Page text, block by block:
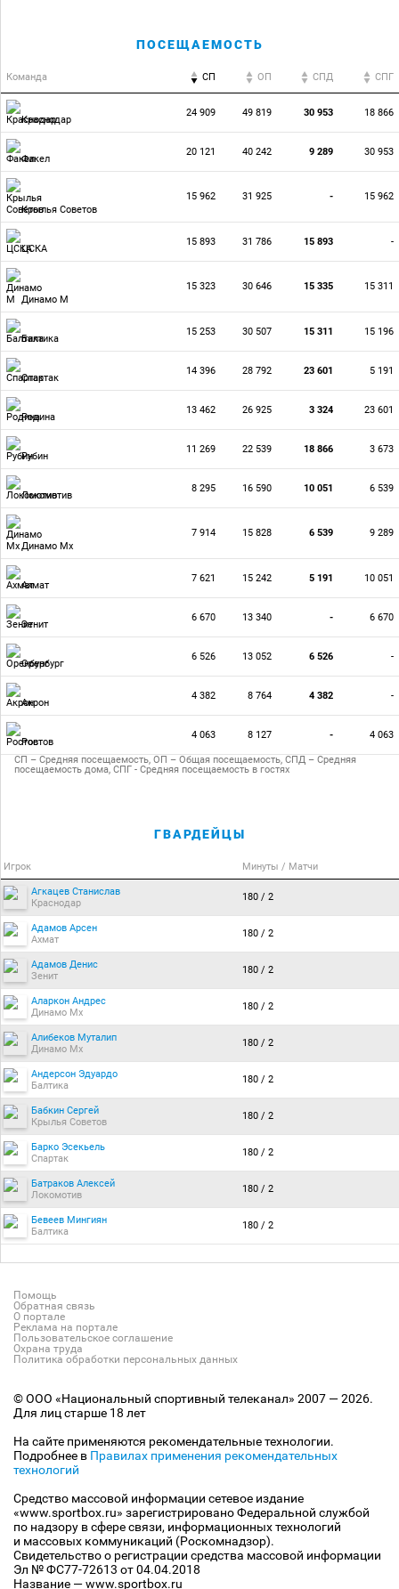
ПОСЕЩАЕМОСТЬ
Команда СП ОП CПД CПГ
Краснодар
24 909 49 819 30 953 18 866
Факел
20 121 40 242 9 289 30 953
Крылья Советов
15 962 31 925 - 15 962
ЦСКА
15 893 31 786 15 893 -
Динамо М
15 323 30 646 15 335 15 311
Балтика
15 253 30 507 15 311 15 196
Спартак
14 396 28 792 23 601 5 191
Родина
13 462 26 925 3 324 23 601
Рубин
11 269 22 539 18 866 3 673
Локомотив
8 295 16 590 10 051 6 539
Динамо Мх
7 914 15 828 6 539 9 289
Ахмат
7 621 15 242 5 191 10 051
Зенит
6 670 13 340 - 6 670
Оренбург
6 526 13 052 6 526 -
Акрон
4 382 8 764 4 382 -
Ростов
4 063 8 127 - 4 063
СП – Средняя посещаемость, ОП – Общая посещаемость, СПД – Средняя
посещаемость дома, СПГ - Средняя посещаемость в гостях
ГВАРДЕЙЦЫ
Игрок Минуты / Матчи
Агкацев Станислав
Краснодар
180 / 2
Адамов Арсен
Ахмат
180 / 2
Адамов Денис
Зенит
180 / 2
Аларкон Андрес
Динамо Мх
180 / 2
Алибеков Муталип
Динамо Мх
180 / 2
Андерсон Эдуардо
Балтика
180 / 2
Бабкин Сергей
Крылья Советов
180 / 2
Барко Эсекьель
Спартак
180 / 2
Батраков Алексей
Локомотив
180 / 2
Бевеев Мингиян
Балтика
180 / 2
Помощь
Обратная связь
О портале
Реклама на портале
Пользовательское соглашение
Охрана труда
Политика обработки персональных данных
© ООО «Национальный спортивный телеканал» 2007 — 2026.
Для лиц старше 18 лет
На сайте применяются рекомендательные технологии.
Подробнее в Правилах применения рекомендательных
технологий
Средство массовой информации сетевое издание
«www.sportbox.ru» зарегистрировано Федеральной службой
по надзору в сфере связи, информационных технологий
и массовых коммуникаций (Роскомнадзор).
Свидетельство о регистрации средства массовой информации
Эл № ФС77-72613 от 04.04.2018
Название — www.sportbox.ru